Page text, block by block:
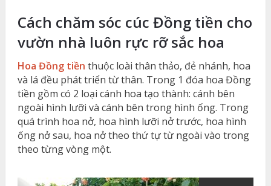
Cách chăm sóc cúc Đồng tiền cho
vườn nhà luôn rực rỡ sắc hoa
Hoa Đồng tiền thuộc loài thân thảo, đẻ nhánh, hoa
và lá đều phát triển từ thân. Trong 1 đóa hoa Đồng
tiền gồm có 2 loại cánh hoa tạo thành: cánh bên
ngoài hình lưỡi và cánh bên trong hình ống. Trong
quá trình hoa nở, hoa hình lưỡi nở trước, hoa hình
ống nở sau, hoa nở theo thứ tự từ ngoài vào trong
theo từng vòng một.